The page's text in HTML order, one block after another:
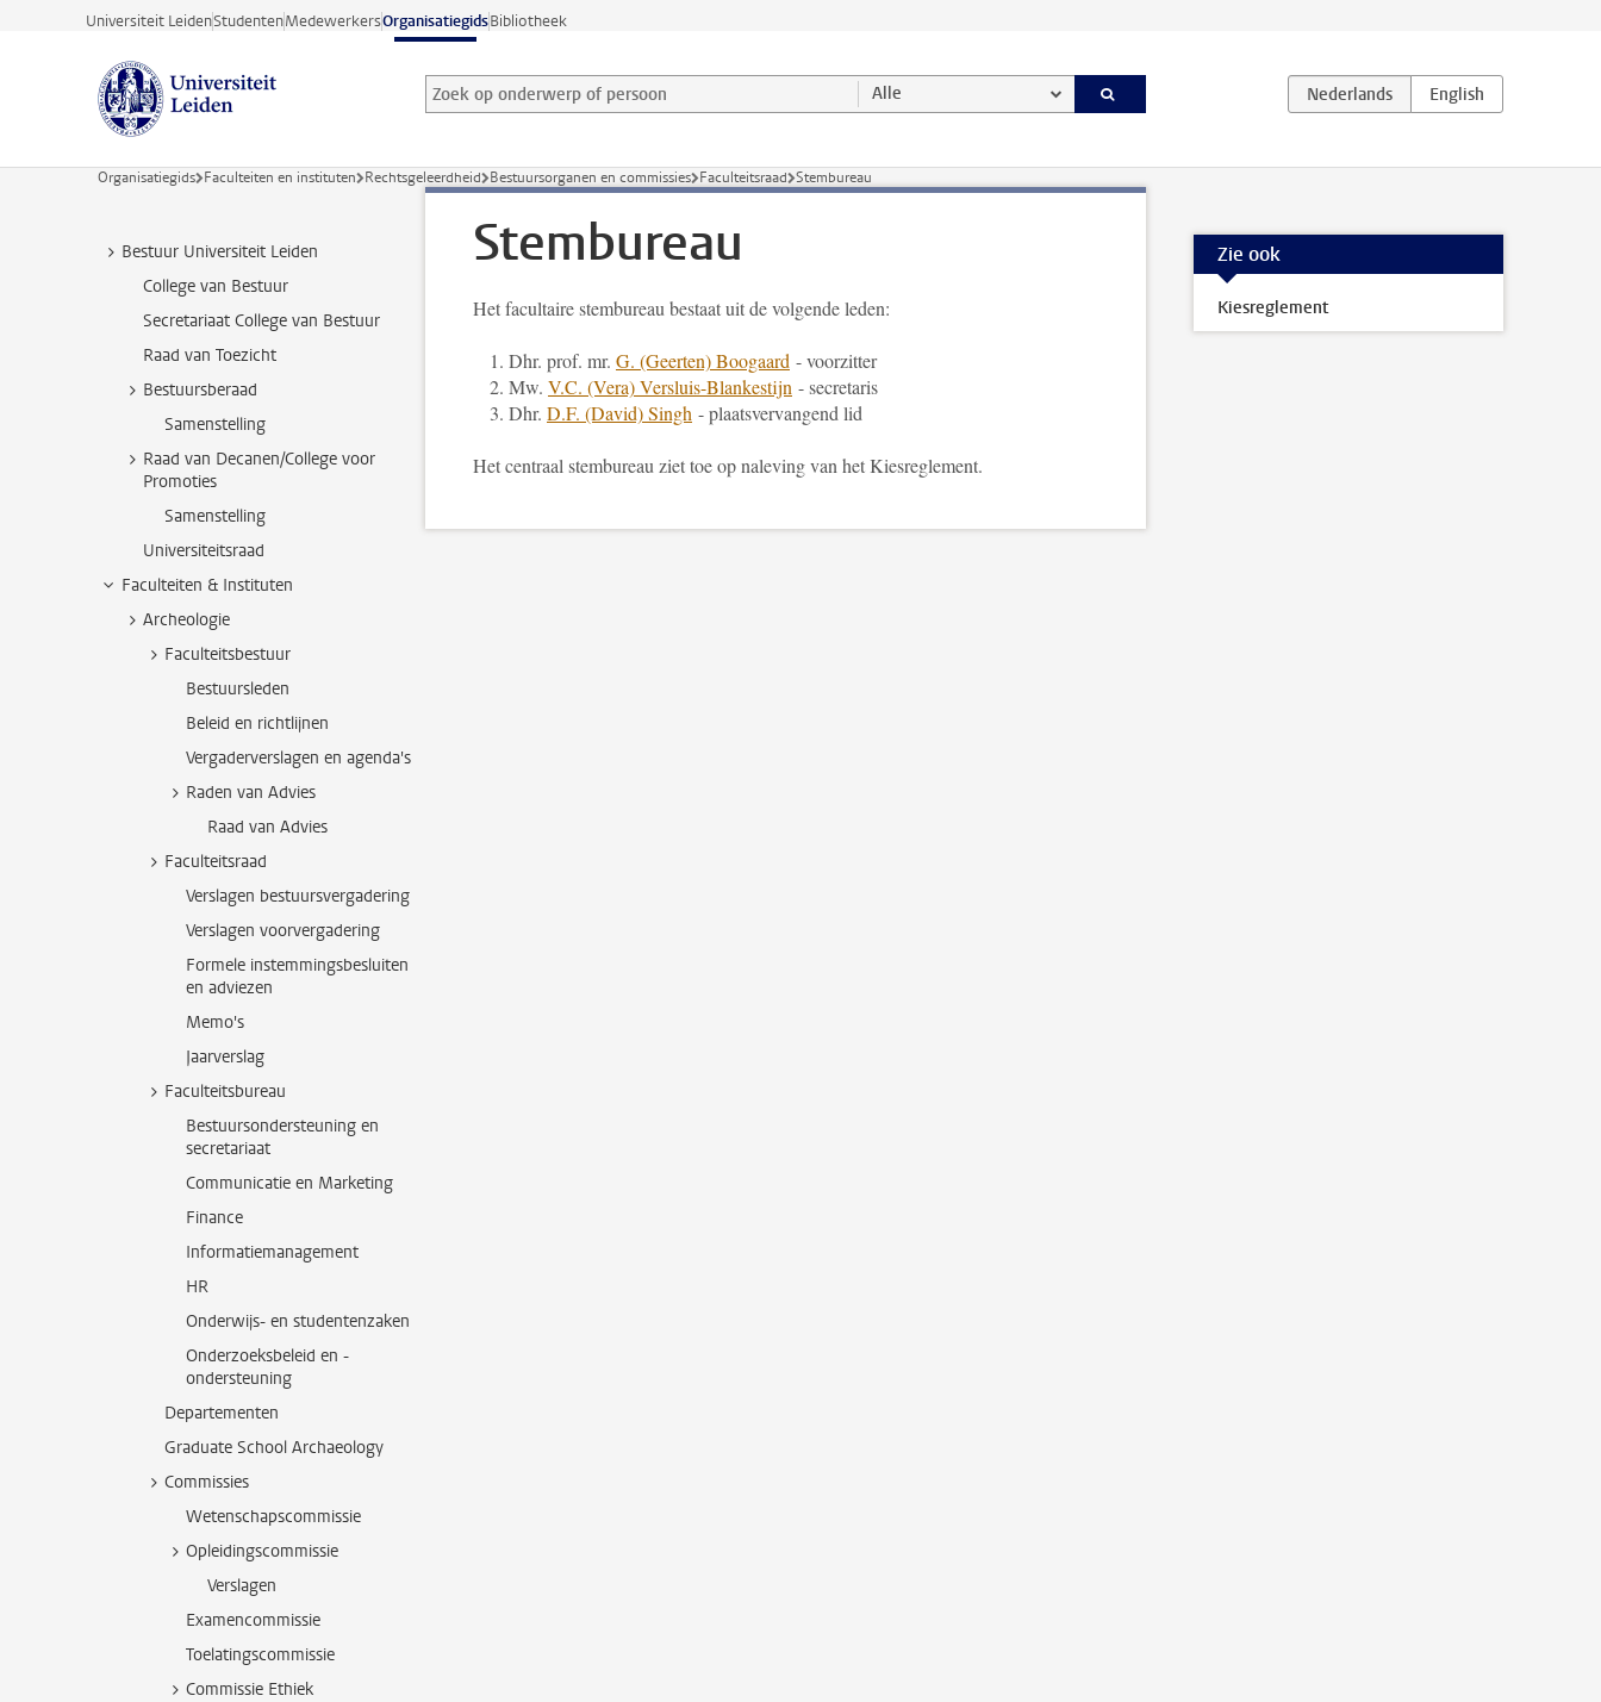
Ga direct naar de inhoud
Universiteit LeidenStudentenMedewerkersOrganisatiegidsBibliotheek
Zoek op onderwerp of persoon en selecteer categorie
Zoekterm Alle
Organisatiegids Faculteiten en instituten Rechtsgeleerdheid Bestuursorganen en commissies Faculteitsraad Stembureau
Bestuur Universiteit Leiden
College van Bestuur
Secretariaat College van Bestuur
Raad van Toezicht
Bestuursberaad
Samenstelling
Raad van Decanen/College voor
Promoties
Samenstelling
Universiteitsraad
Faculteiten & Instituten
Archeologie
Faculteitsbestuur
Bestuursleden
Beleid en richtlijnen
Vergaderverslagen en agenda's
Raden van Advies
Raad van Advies
Faculteitsraad
Verslagen bestuursvergadering
Verslagen voorvergadering
Formele instemmingsbesluiten
en adviezen
Memo's
Jaarverslag
Faculteitsbureau
Bestuursondersteuning en
secretariaat
Communicatie en Marketing
Finance
Informatiemanagement
HR
Onderwijs- en studentenzaken
Onderzoeksbeleid en -
ondersteuning
Departementen
Graduate School Archaeology
Commissies
Wetenschapscommissie
Opleidingscommissie
Verslagen
Examencommissie
Toelatingscommissie
Commissie Ethiek
Stembureau
Het facultaire stembureau bestaat uit de volgende leden:
Dhr. prof. mr. G. (Geerten) Boogaard - voorzitter
Mw. V.C. (Vera) Versluis-Blankestijn - secretaris
Dhr. D.F. (David) Singh - plaatsvervangend lid
Het centraal stembureau ziet toe op naleving van het Kiesreglement.
Zie ook
Kiesreglement